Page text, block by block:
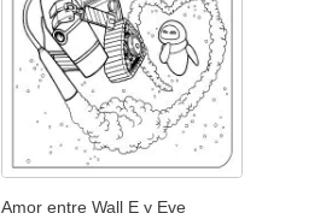
Amor entre Wall E y Eve